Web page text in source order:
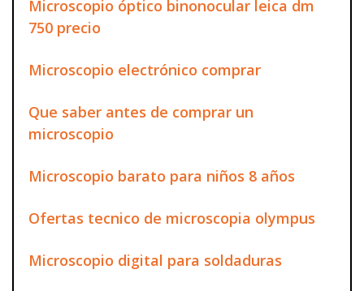
Microscopio óptico binonocular leica dm
750 precio
Microscopio electrónico comprar
Que saber antes de comprar un
microscopio
Microscopio barato para niños 8 años
Ofertas tecnico de microscopia olympus
Microscopio digital para soldaduras